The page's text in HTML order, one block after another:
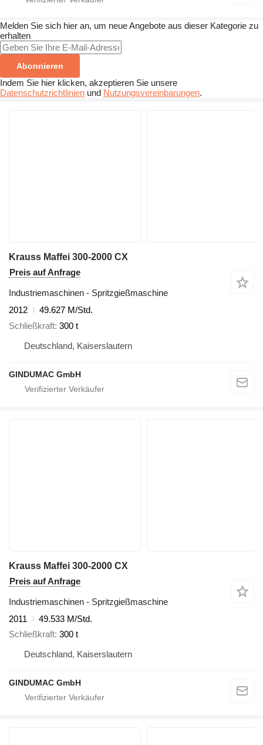
Melden Sie sich hier an, um neue Angebote aus dieser Kategorie zu
erhalten
Abonnieren
Indem Sie hier klicken, akzeptieren Sie unsere
Datenschutzrichtlinien und Nutzungsvereinbarungen.
Krauss Maffei 300-2000 CX
Preis auf Anfrage
Industriemaschinen - Spritzgießmaschine
2012
49.627 M/Std.
Schließkraft 300 t
Deutschland, Kaiserslautern
GINDUMAC GmbH
Krauss Maffei 300-2000 CX
Preis auf Anfrage
Industriemaschinen - Spritzgießmaschine
2011
49.533 M/Std.
Schließkraft 300 t
Deutschland, Kaiserslautern
GINDUMAC GmbH